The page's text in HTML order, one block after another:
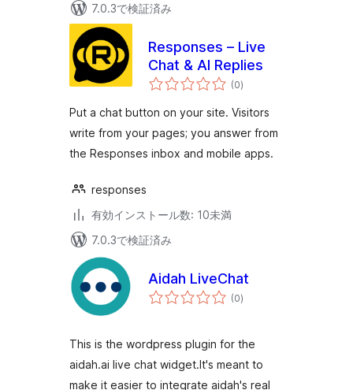
7.0.3で検証済み
Responses – Live
Chat & AI Replies
(0個
の
価
)
Put a chat button on your site. Visitors
write from your pages; you answer from
the Responses inbox and mobile apps.
responses
有効インストール数: 10未満
7.0.3で検証済み
Aidah LiveChat
(0個
の)
This is the wordpress plugin for the
aidah.ai live chat widget.It's meant to
make it easier to integrate aidah's real